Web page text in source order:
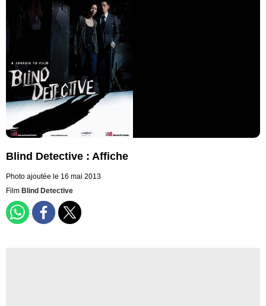
Blind Detective : Affiche
Photo ajoutée le 16 mai 2013
Film Blind Detective